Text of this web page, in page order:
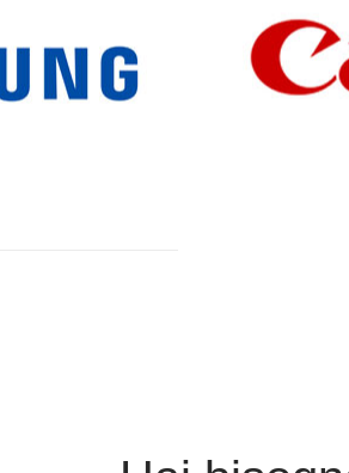
samsung Flip,
led signage,
Plotter
adattano